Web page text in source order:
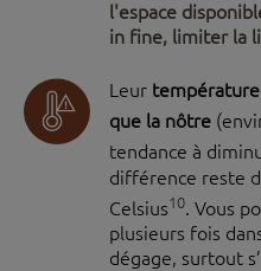
l'espace
in fine, limiter la
Leur
que la nôtre
tendance à
différence reste
Celsius10. Vous
plusieurs fois
dégage, surtout